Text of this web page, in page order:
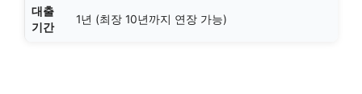
대출
기간
1년 (최장 10년까지 연장 가능)